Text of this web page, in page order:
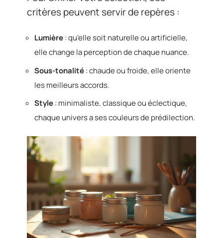
critères peuvent servir de repères :
Lumière: qu’elle soit naturelle ou artificielle,
elle change la perception de chaque nuance.
Sous-tonalité: chaude ou froide, elle oriente
les meilleurs accords.
Style: minimaliste, classique ou éclectique,
chaque univers a ses couleurs de prédilection.